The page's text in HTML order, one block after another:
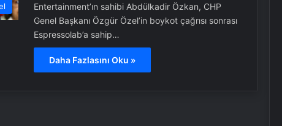
Entertainment’ın sahibi Abdülkadir Özkan, CHP
Genel Başkanı Özgür Özel’in boykot çağrısı sonrası
Espressolab’a sahip…
Daha Fazlasını Oku »